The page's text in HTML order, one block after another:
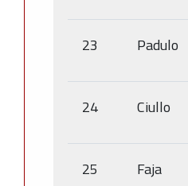
23 Padulo
24 Ciullo
25 Faja